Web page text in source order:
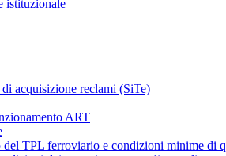
istituzionale
di acquisizione reclami (SiTe)
ART
TPL ferroviario e condizioni minime di